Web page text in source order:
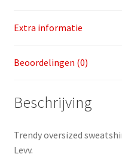
Extra informatie
Beoordelingen (0)
Beschrijving
Trendy oversized
Levv.